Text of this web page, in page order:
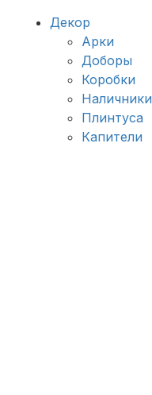
Декор
Арки
Доборы
Коробки
Наличники
Плинтуса
Капители